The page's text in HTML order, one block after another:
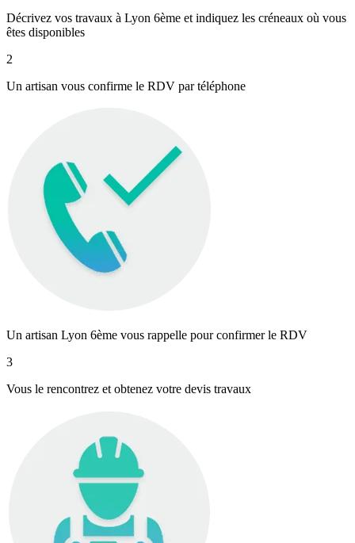
Décrivez vos travaux à Lyon 6ème et indiquez les créneaux où vous
êtes disponibles
2
Un artisan vous confirme le RDV par téléphone
Un artisan Lyon 6ème vous rappelle pour confirmer le RDV
3
Vous le rencontrez et obtenez votre devis travaux